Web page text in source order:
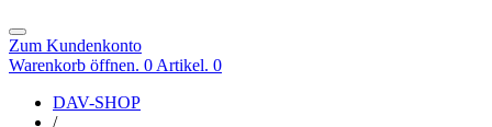
Zum Kundenkonto
Warenkorb öffnen. 0 Artikel. 0
DAV-SHOP
/